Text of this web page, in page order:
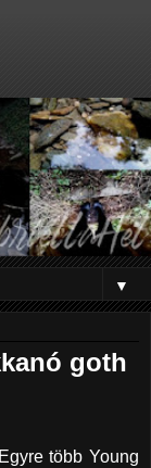
▼
goth
Egyre több Young